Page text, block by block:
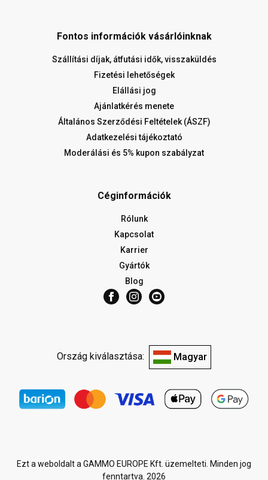
Fontos információk vásárlóinknak
Szállítási díjak, átfutási idők, visszaküldés
Fizetési lehetőségek
Elállási jog
Ajánlatkérés menete
Általános Szerződési Feltételek (ÁSZF)
Adatkezelési tájékoztató
Moderálási és 5% kupon szabályzat
Céginformációk
Rólunk
Kapcsolat
Karrier
Gyártók
Blog
Ország kiválasztása: Magyar
Ezt a weboldalt a GAMMO EUROPE Kft. üzemelteti. Minden jog
fenntartva. 2026